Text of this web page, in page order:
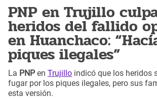
PNP en Trujillo
heridos del fallido
en Huanchaco:
piques ilegales”
La PNPen Trujillo indicó que los heridos
fugar por los piques ilegales, pero sus
esta versión.